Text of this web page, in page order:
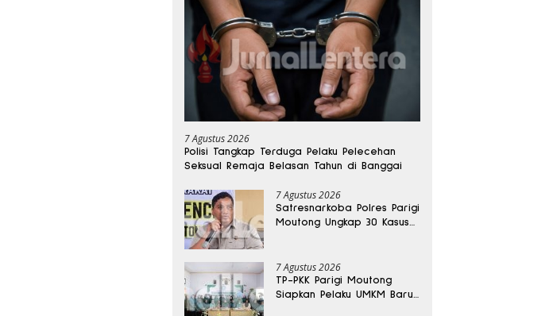
7 Agustus 2026
Polisi Tangkap Terduga Pelaku Pelecehan
Seksual Remaja Belasan Tahun di Banggai
7 Agustus 2026
Satresnarkoba Polres Parigi
Moutong Ungkap 30 Kasus
7 Agustus 2026
TP-PKK Parigi Moutong
Siapkan Pelaku UMKM Baru